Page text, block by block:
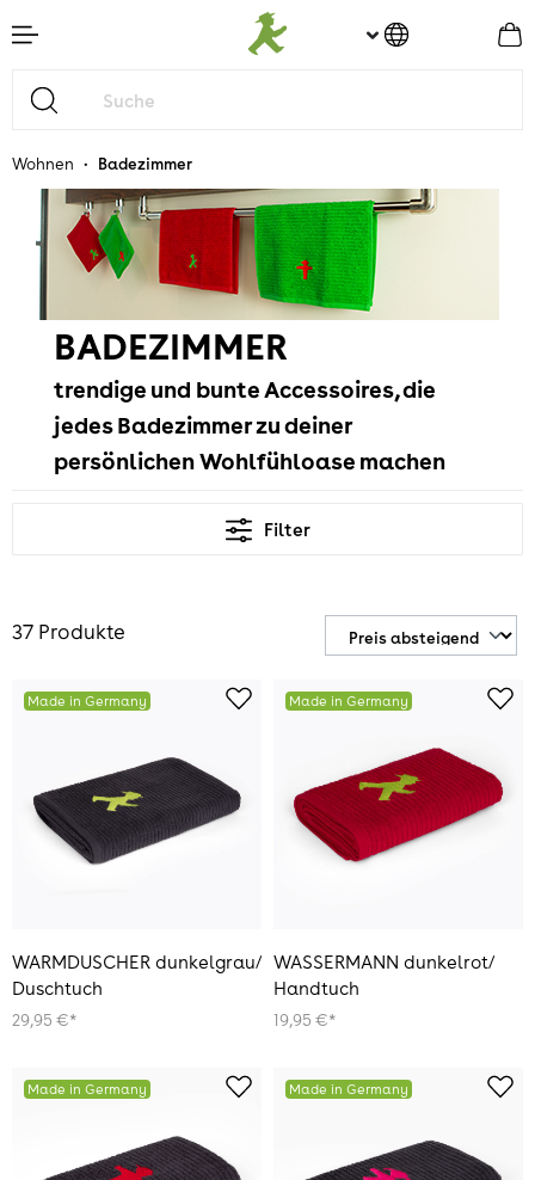
springen
Wohnen • Badezimmer
BADEZIMMER
trendige und bunte Accessoires, die
jedes Badezimmer zu deiner
persönlichen Wohlfühloase machen
Filter
37 Produkte
Made in Germany
WARMDUSCHER dunkelgrau/
Duschtuch
29,95 €*
Made in Germany
WASSERMANN dunkelrot/
Handtuch
19,95 €*
Made in Germany Made in Germany